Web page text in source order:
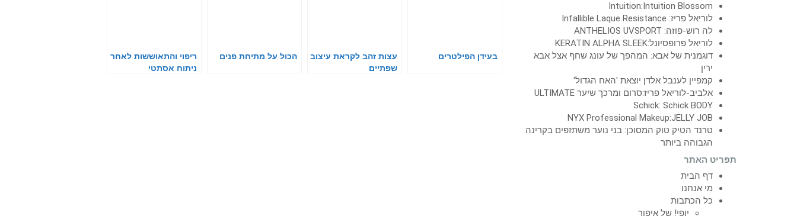
בעידן הפילטרים
עצות זהב לקראת עיצוב
שפתיים
הכול על מתיחת פנים
ריפוי והתאוששות לאחר
ניתוח אסתטי
Intuition:Intuition Blossom
לוריאל פריז: Infallible Laque Resistance
לה רוש-פוזה: ANTHELIOS UVSPORT
לוריאל פרופסיונל:KERATIN ALPHA SLEEK
דוגמנית של אבא: המהפך של עונג שחף אצל אבא
ירין
קמפיין לענבל אלדן יוצאת 'האח הגדול'
אלביב-לוריאל פריז:סרום ומרכך שיער ULTIMATE
Schick: Schick BODY
NYX Professional Makeup:JELLY JOB
טרנד הטיק טוק המסוכן: בני נוער משתזפים בקרינה
הגבוהה ביותר
תפריט האתר
דף הבית
מי אנחנו
כל הכתבות
יופי! של איפור